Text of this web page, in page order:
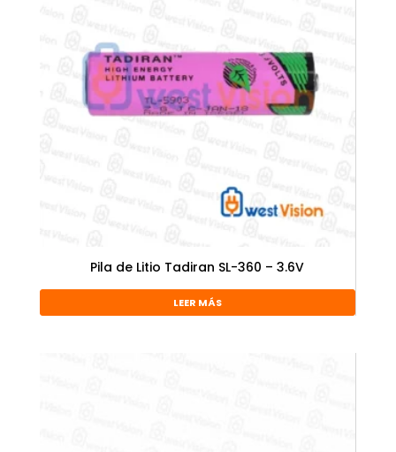
Pila de Litio Tadiran SL-360 – 3.6V
LEER MÁS